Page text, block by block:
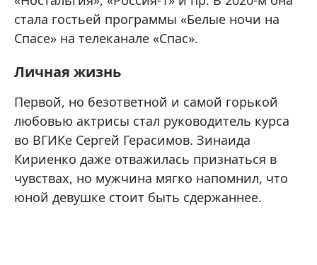
стала гостьей программы «Белые ночи на
Спасе» на телеканале «Спас».
Личная жизнь
Первой, но безответной и самой горькой
любовью актрисы стал руководитель курса
во ВГИКе Сергей Герасимов. Зинаида
Кириенко даже отважилась признаться в
чувствах, но мужчина мягко напомнил, что
юной девушке стоит быть сдержаннее.